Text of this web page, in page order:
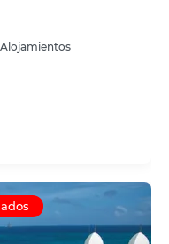
Alojamientos